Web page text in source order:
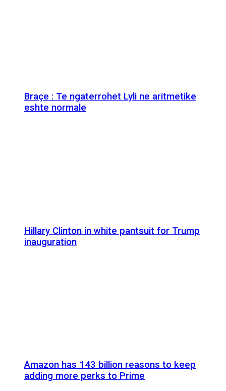
Braçe : Te ngaterrohet Lyli ne aritmetike
eshte normale
Hillary Clinton in white pantsuit for Trump
inauguration
Amazon has 143 billion reasons to keep
adding more perks to Prime